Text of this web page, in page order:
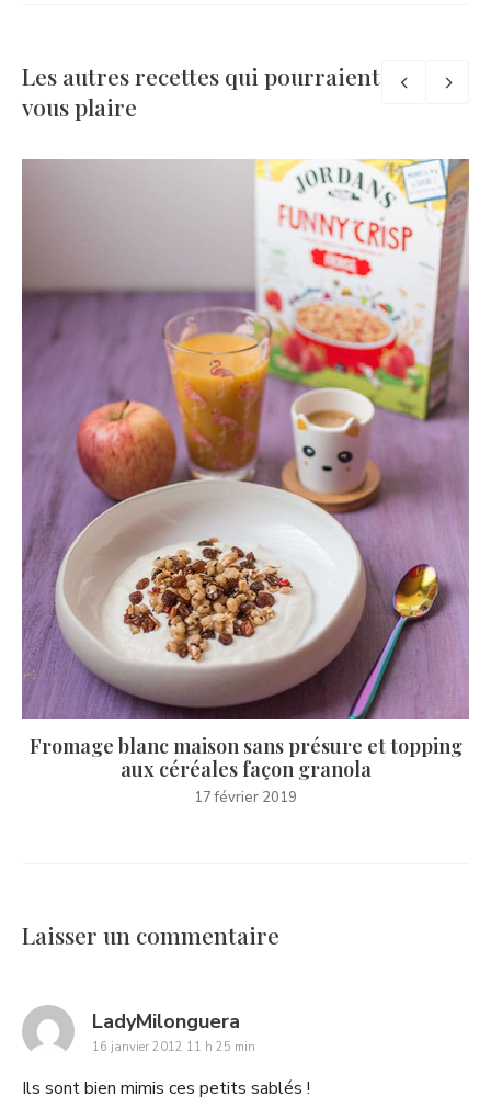
Les autres recettes qui pourraient
vous plaire
Fromage blanc maison sans présure et topping
aux céréales façon granola
17 février 2019
Laisser un commentaire
LadyMilonguera
16 janvier 2012 11 h 25 min
Ils sont bien mimis ces petits sablés !